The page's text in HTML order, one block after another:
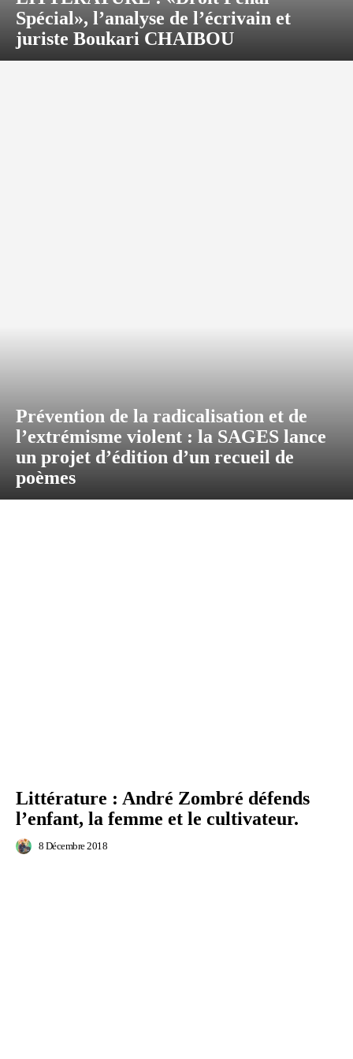
Spécial», l’analyse de l’écrivain et
juriste Boukari CHAIBOU
Prévention de la radicalisation et de
l’extrémisme violent : la SAGES lance
un projet d’édition d’un recueil de
poèmes
Littérature : André Zombré défends
l’enfant, la femme et le cultivateur.
8 Décembre 2018